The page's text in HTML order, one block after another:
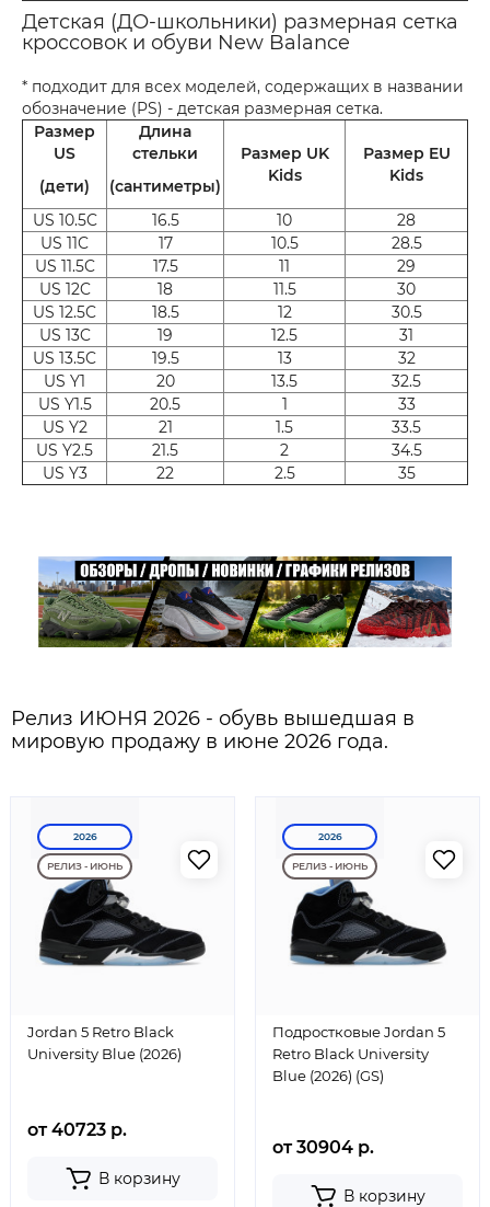
Детская (ДО-школьники) размерная сетка
кроссовок и обуви New Balance
* подходит для всех моделей, содержащих в названии
обозначение (PS) - детская размерная сетка.
Размер
US
(дети)
Длина
стельки
(сантиметры)
Размер UK
Kids
Размер EU
Kids
US 10.5C 16.5 10
28
US 11C
17 10.5
28.5
US 11.5C
17.5 11
29
US 12C
18 11.5
30
US 12.5C
18.5 12
30.5
US 13C
19 12.5
31
US 13.5C
19.5 13
32
US Y1
20 13.5
32.5
US Y1.5
20.5 1
33
US Y2
21 1.5
33.5
US Y2.5
21.5 2
34.5
US Y3
22 2.5 35
Релиз ИЮНЯ 2026 - обувь вышедшая в
мировую продажу в июне 2026 года.
2026
РЕЛИЗ - ИЮНЬ
Jordan 5 Retro Black
University Blue (2026)
от 40723 р.
В корзину
2026
РЕЛИЗ - ИЮНЬ
Подростковые Jordan 5
Retro Black University
Blue (2026) (GS)
от 30904 р.
В корзину